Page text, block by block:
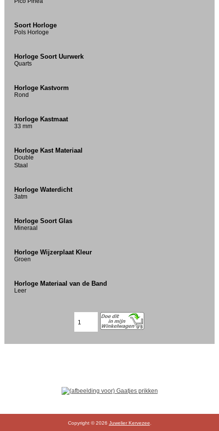
Soort Horloge
Pols Horloge
Horloge Soort Uurwerk
Quarts
Horloge Kastvorm
Rond
Horloge Kastmaat
33 mm
Horloge Kast Materiaal
Double
Staal
Horloge Waterdicht
3atm
Horloge Soort Glas
Mineraal
Horloge Wijzerplaat Kleur
Groen
Horloge Materiaal van de Band
Leer
Copyright © 2026 Juwelier Kervezee.